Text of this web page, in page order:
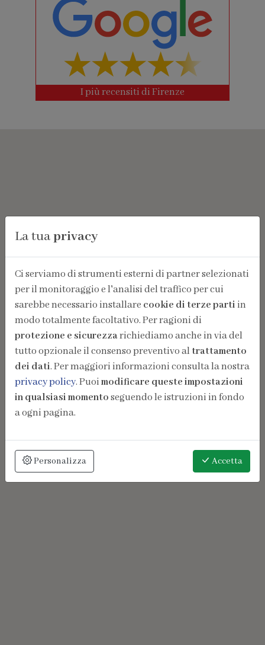
I più recensiti di Firenze
La tuaprivacy
Ci serviamo di strumenti esterni di partner selezionati
per il monitoraggio e l'analisi del traffico per cui
sarebbe necessario installare cookie di terze partiin
modo totalmente facoltativo. Per ragioni di
protezione e sicurezzarichiediamo anche in via del
tutto opzionale il consenso preventivo altrattamento
dei dati. Per maggiori informazioni consulta la nostra
privacy policy. Puoimodificare queste impostazioni
in qualsiasi momentoseguendo le istruzioni in fondo
a ogni pagina.
Personalizza Accetta